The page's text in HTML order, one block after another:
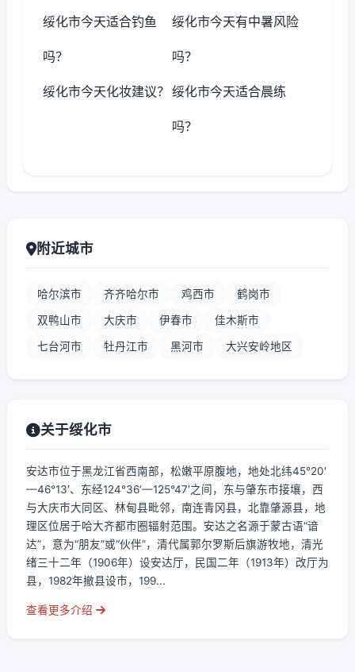
绥化市今天适合钓鱼
吗？
绥化市今天有中暑风险
吗？
绥化市今天化妆建议？ 绥化市今天适合晨练
吗？
附近城市
哈尔滨市 齐齐哈尔市 鸡西市 鹤岗市
双鸭山市 大庆市 伊春市 佳木斯市
七台河市 牡丹江市 黑河市 大兴安岭地区
关于绥化市
安达市位于黑龙江省西南部，松嫩平原腹地，地处北纬45°20′
—46°13′、东经124°36′—125°47′之间，东与肇东市接壤，西
与大庆市大同区、林甸县毗邻，南连青冈县，北靠肇源县，地
理区位居于哈大齐都市圈辐射范围。安达之名源于蒙古语“谙
达”，意为“朋友”或“伙伴”，清代属郭尔罗斯后旗游牧地，清光
绪三十二年（1906年）设安达厅，民国二年（1913年）改厅为
县，1982年撤县设市，199...
查看更多介绍